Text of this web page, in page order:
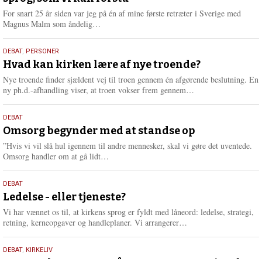
For snart 25 år siden var jeg på én af mine første retræter i Sverige med
Magnus Malm som åndelig…
e
e
25.
juli
2026
DEBAT, PERSONER
Hvad kan kirken lære af nye troende?
Nye troende finder sjældent vej til troen gennem én afgørende beslutning. En
ny ph.d.-afhandling viser, at troen vokser frem gennem…
e
e
9.
juli
2026
DEBAT
Omsorg begynder med at standse op
”Hvis vi vil slå hul igennem til andre mennesker, skal vi gøre det uventede.
Omsorg handler om at gå lidt…
e
e
10.
juni
2026
DEBAT
Ledelse - eller tjeneste?
Vi har vænnet os til, at kirkens sprog er fyldt med låneord: ledelse, strategi,
retning, kerneopgaver og handleplaner. Vi arrangerer…
2.
DEBAT, KIRKELIV